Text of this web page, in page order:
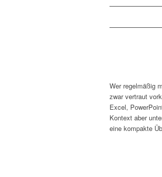
Wer regelmäßig
zwar vertraut
Excel,
Kontext aber
eine kompakte